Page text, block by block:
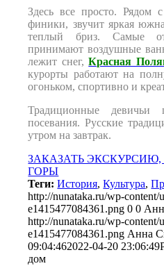
Здесь все просто. Рядом с
финики, звучит яркая
теплый бриз. Самые
принимают воздушные
лежит снег,Красная
курорты работают на
огоньком, спортивно и
Традиционные
посевания. Русские
утром на завтрак.
ЗАКАЗАТЬ
ГОРЫ
Теги: История,Культура,
http://nunataka.ru/wp-content/
e1415477084361.png 0 0
http://nunataka.ru/wp-content/
e1415477084361.png Анна
09:04:462022-04-20 23:06:49
дом